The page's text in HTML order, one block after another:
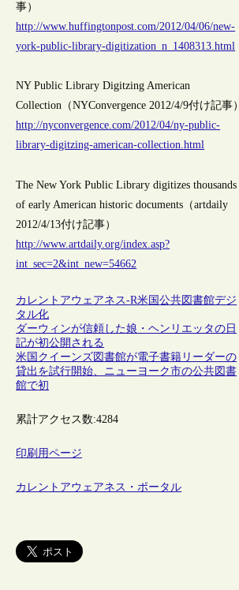
事）
http://www.huffingtonpost.com/2012/04/06/new-
york-public-library-digitization_n_1408313.html
NY Public Library Digitzing American
Collection（NYConvergence 2012/4/9付け記事）
http://nyconvergence.com/2012/04/ny-public-
library-digitzing-american-collection.html
The New York Public Library digitizes thousands
of early American historic documents（artdaily
2012/4/13付け記事）
http://www.artdaily.org/index.asp?
int_sec=2&int_new=54662
カレントアウェアネス-R米国公共図書館デジ
タル化
ダーウィンが信頼した娘・ヘンリエッタの日
記が初公開される
米国クイーンズ図書館が電子書籍リーダーの
貸出を試行開始、ニューヨーク市の公共図書
館で初
累計アクセス数:4284
印刷用ページ
カレントアウェアネス・ポータル